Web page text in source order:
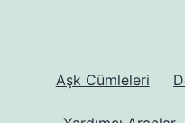
Aşk Cümleleri